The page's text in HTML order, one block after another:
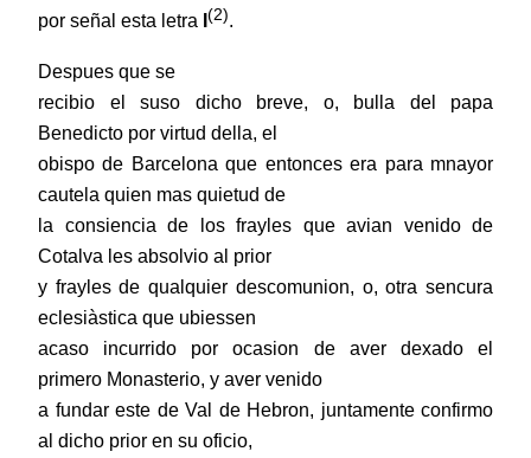
por señal esta letra (2).
Despues que se
recibio el suso dicho breve, o, bulla del papa
Benedicto por virtud della, el
obispo de Barcelona que entonces era para mnayor
cautela quien mas quietud de
la consiencia de los frayles que avian venido de
Cotalva les absolvio al prior
y frayles de qualquier descomunion, o, otra sencura
eclesiàstica que ubiessen
acaso incurrido por ocasion de aver dexado el
primero Monasterio, y aver venido
a fundar este de Val de Hebron, juntamente confirmo
al dicho prior en su oficio,